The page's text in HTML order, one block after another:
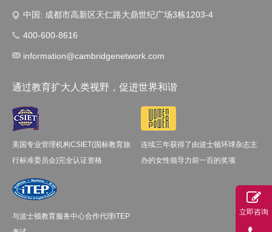
中国: 成都市高新区天仁路大鼎世纪广场3栋1203-4
400-600-8616
information@cambridgenetwork.com
通过教育扩大人类视野，促进世界和谐
美国专业管理机构CSIET(国标教育旅
行标准委员会)完全认证资格
连续三年获得了由波士顿环球杂志主
办的女性领导力前一百的奖项
与波士顿教育服务中心合作代理iTEP
立即咨询